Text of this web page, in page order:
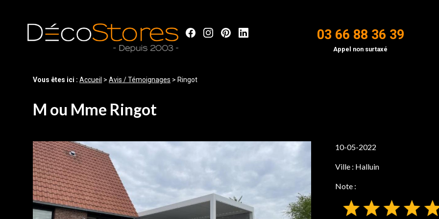
03 66 88 36 39
Appel non surtaxé
Vous êtes ici :Accueil >Avis / Témoignages > Ringot
M ou Mme Ringot
10-05-2022
Ville : Halluin
Note :